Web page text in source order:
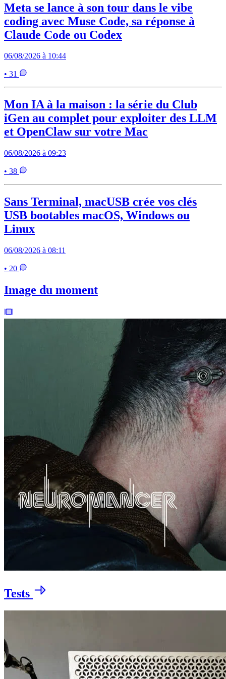
Meta se lance à son tour dans le vibe
coding avec Muse Code, sa réponse à
Claude Code ou Codex
06/08/2026 à 10:44
• 31
Mon IA à la maison : la série du Club
iGen au complet pour exploiter des LLM
et OpenClaw sur votre Mac
06/08/2026 à 09:23
• 38
Sans Terminal, macUSB crée vos clés
USB bootables macOS, Windows ou
Linux
06/08/2026 à 08:11
• 20
Image du moment
Tests